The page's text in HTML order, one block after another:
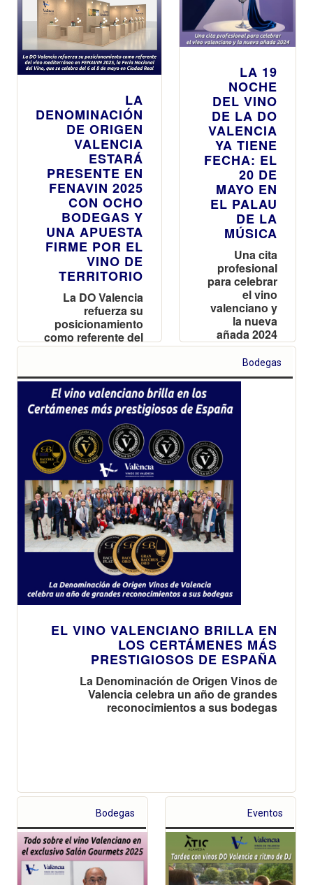
LA
DENOMINACIÓN
DE ORIGEN
VALENCIA
ESTARÁ
PRESENTE EN
FENAVIN 2025
CON OCHO
BODEGAS Y
UNA APUESTA
FIRME POR EL
VINO DE
TERRITORIO
La DO Valencia
refuerza su
posicionamiento
como referente del
vino mediterráneo
la Feria Nacional
del Vino, que se
celebra del 6 al 8
de mayo en
Ciudad Real
LA 19
NOCHE
DEL VINO
DE LA DO
VALENCIA
YA TIENE
FECHA: EL
20 DE
MAYO EN
EL PALAU
DE LA
MÚSICA
Una cita
profesional
para celebrar
el vino
valenciano y
la nueva
añada 2024
Bodegas
EL VINO VALENCIANO BRILLA EN
LOS CERTÁMENES MÁS
PRESTIGIOSOS DE ESPAÑA
La Denominación de Origen Vinos de
Valencia celebra un año de grandes
reconocimientos a sus bodegas
Bodegas Eventos